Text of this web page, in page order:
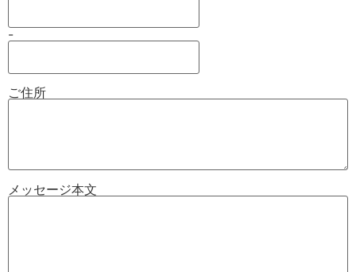
-
ご住所
メッセージ本文